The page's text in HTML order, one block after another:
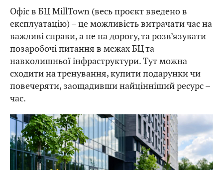
Офіс в БЦ MillTown (весь проєкт введено в
експлуатацію) – це можливість витрачати час на
важливі справи, а не на дорогу, та розв’язувати
позаробочі питання в межах БЦ та
навколишньої інфраструктури. Тут можна
сходити на тренування, купити подарунки чи
повечеряти, заощадивши найцінніший ресурс –
час.